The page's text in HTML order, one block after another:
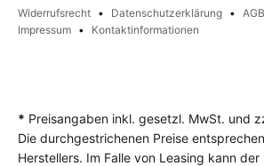
Widerrufsrecht
Datenschutzerklärung AGB
Impressum
Kontaktinformationen
* Preisangaben inkl. gesetzl. MwSt. und
Die durchgestrichenen Preise
Herstellers. Im Falle von Leasing kann